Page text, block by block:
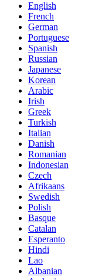
English
French
German
Portuguese
Spanish
Russian
Japanese
Korean
Arabic
Irish
Greek
Turkish
Italian
Danish
Romanian
Indonesian
Czech
Afrikaans
Swedish
Polish
Basque
Catalan
Esperanto
Hindi
Lao
Albanian